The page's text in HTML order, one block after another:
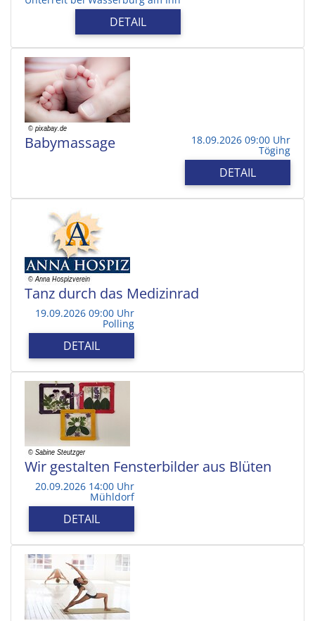
DETAIL
Babymassage 18.09.2026 09:00 Uhr
Töging
DETAIL
Tanz durch das Medizinrad
19.09.2026 09:00 Uhr
Polling
DETAIL
Wir gestalten Fensterbilder aus Blüten
20.09.2026 14:00 Uhr
Mühldorf
DETAIL